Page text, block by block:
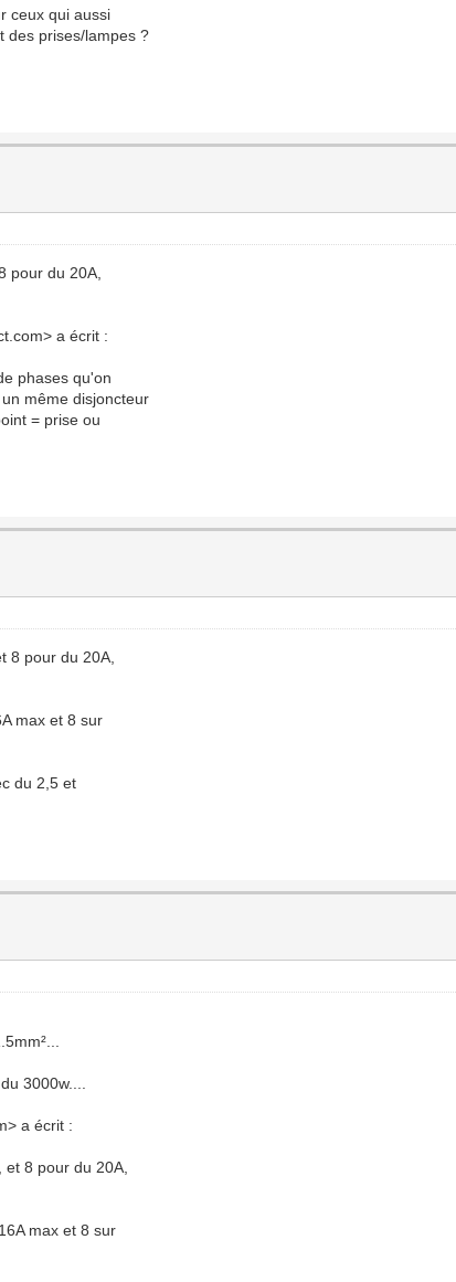
ceux qui aussi
des prises/lampes ?
pour du 20A,
a écrit :
phases qu'on
même disjoncteur
= prise ou
8 pour du 20A,
max et 8 sur
du 2,5 et
3000w....
a écrit :
8 pour du 20A,
max et 8 sur